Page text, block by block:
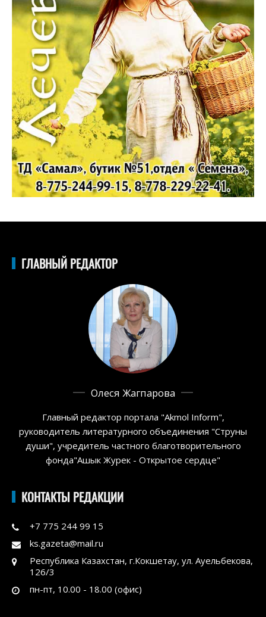
ГЛАВНЫЙ РЕДАКТОР
Олеся Жагпарова
Главный редактор портала "Akmol Inform",
руководитель литературного объединения "Струны
души", учредитель частного благотворительного
фонда"Ашык Журек - Открытое сердце"
КОНТАКТЫ РЕДАКЦИИ
+7 775 244 99 15
ks.gazeta@mail.ru
Республика Казахстан, г.Кокшетау, ул. Ауельбекова,
126/3
пн-пт, 10.00 - 18.00 (офис)